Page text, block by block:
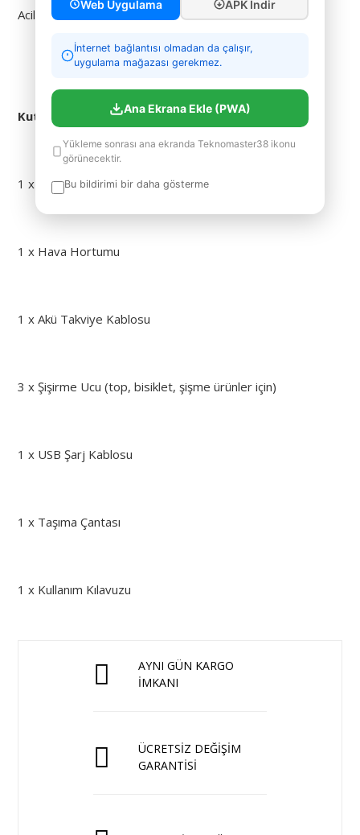
Acil durumlarda araç aküsü desteği için
Kutu İçeriği:
1 x Taşınabilir Hava Kompresörü
1 x Hava Hortumu
1 x Akü Takviye Kablosu
3 x Şişirme Ucu (top, bisiklet, şişme ürünler için)
1 x USB Şarj Kablosu
1 x Taşıma Çantası
1 x Kullanım Kılavuzu
AYNI GÜN KARGO
İMKANI
ÜCRETSİZ DEĞİŞİM
GARANTİSİ
Web Uygulama APK İndir
İnternet bağlantısı olmadan da çalışır,
uygulama mağazası gerekmez.
Ana Ekrana Ekle (PWA)
Yükleme sonrası ana ekranda Teknomaster38 ikonu
görünecektir.
Bu bildirimi bir daha gösterme